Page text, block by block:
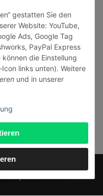
gestatten Sie den
Website: YouTube,
Ads, Google Tag
PayPal Express
die Einstellung
links unten). Weitere
und in unserer